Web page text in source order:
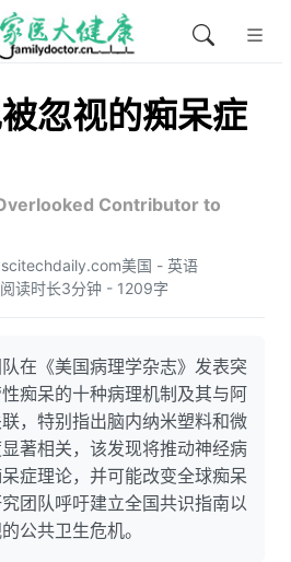
忽视的痴呆症
Contributor to
美国 - 英语
读时长3分钟 - 1209字
在《美国病理学杂志》发表突
痴呆的十种病理机制及其与阿
，特别指出脑内纳米塑料和微
著相关，该发现将推动神经病
症理论，并可能改变全球痴呆
团队呼吁建立全国共识指南以
公共卫生危机。